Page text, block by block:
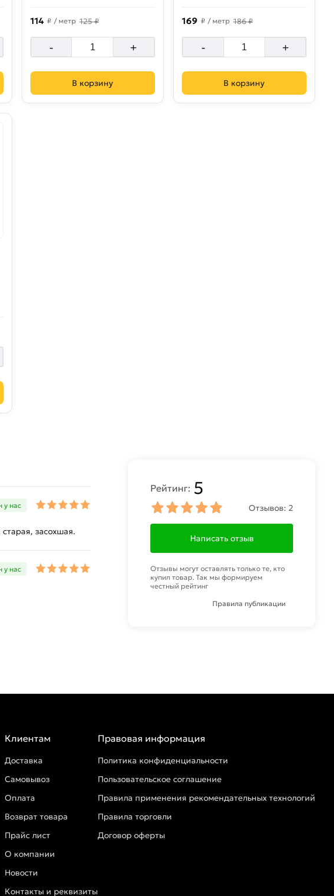
114 ₽ / метр 125 ₽
- +
В корзину
169 ₽ / метр 186 ₽
- +
В корзину
у нас
засохшая.
у нас
Рейтинг: 5
Отзывов: 2
Написать отзыв
Отзывы могут оставлять только те, кто
купил товар. Так мы формируем
честный рейтинг
Правила публикации
Клиентам
Доставка
Самовывоз
Оплата
Возврат товара
Прайс лист
О компании
Новости
Контакты и реквизиты
Правовая информация
Политика конфиденциальности
Пользовательское соглашение
Правила применения рекомендательных технологий
Правила торговли
Договор оферты